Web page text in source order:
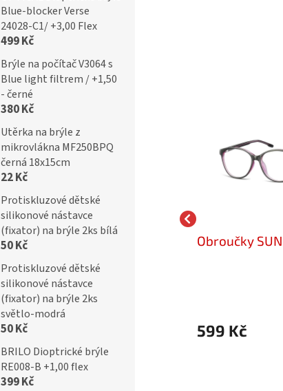
Blue-blocker Verse
24028-C1/ +3,00 Flex
499 Kč
Brýle na počítač V3064 s
Blue light filtrem / +1,50
- černé
380 Kč
Utěrka na brýle z
mikrovlákna MF250BPQ
černá 18x15cm
22 Kč
Protiskluzové dětské
silikonové nástavce
(fixator) na brýle 2ks bílá
50 Kč
Protiskluzové dětské
silikonové nástavce
(fixator) na brýle 2ks
světlo-modrá
50 Kč
BRILO Dioptrické brýle
RE008-B +1,00 flex
399 Kč
SUNOPTIC Obroučky AC8
699 Kč
Obroučky
599 Kč